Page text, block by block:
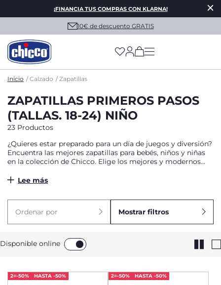
¡FINANCIA TUS COMPRAS CON KLARNA!
10€ de descuento GRATIS
(has more options
Inicio Calzado Zapatillas
ZAPATILLAS PRIMEROS PASOS
(TALLAS. 18-24) NIÑO
23 Productos
¿Quieres estar preparado para un día de juegos y diversión?
Encuentra las mejores zapatillas para bebés, niños y niñas
en la colección de Chicco. Elige los mejores y modernos
Lee más
Ordenar por Mostrar filtros
Disponible online
2=-50% HASTA -50% 2=-50% HASTA -50%